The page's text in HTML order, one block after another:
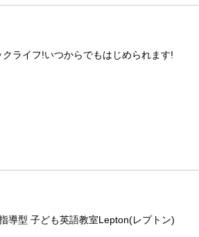
ライフ!いつからでもはじめられます!
導型 子ども英語教室Lepton(レプトン)